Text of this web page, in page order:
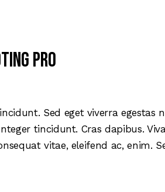
pro
Sed eget viverra egestas
tincidunt. Cras dapibus.
vitae, eleifend ac, enim.